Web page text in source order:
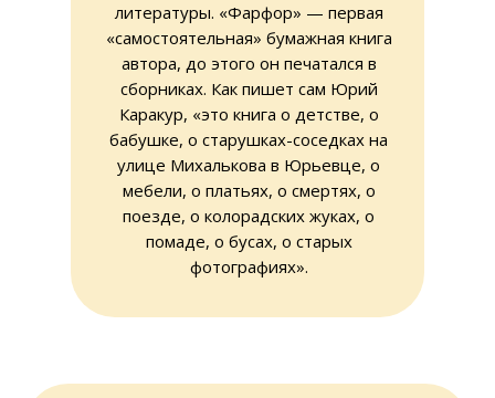
литературы. «Фарфор» — первая
«самостоятельная» бумажная книга
автора, до этого он печатался в
сборниках. Как пишет сам Юрий
Каракур, «это книга о детстве, о
бабушке, о старушках-соседках на
улице Михалькова в Юрьевце, о
мебели, о платьях, о смертях, о
поезде, о колорадских жуках, о
помаде, о бусах, о старых
фотографиях».